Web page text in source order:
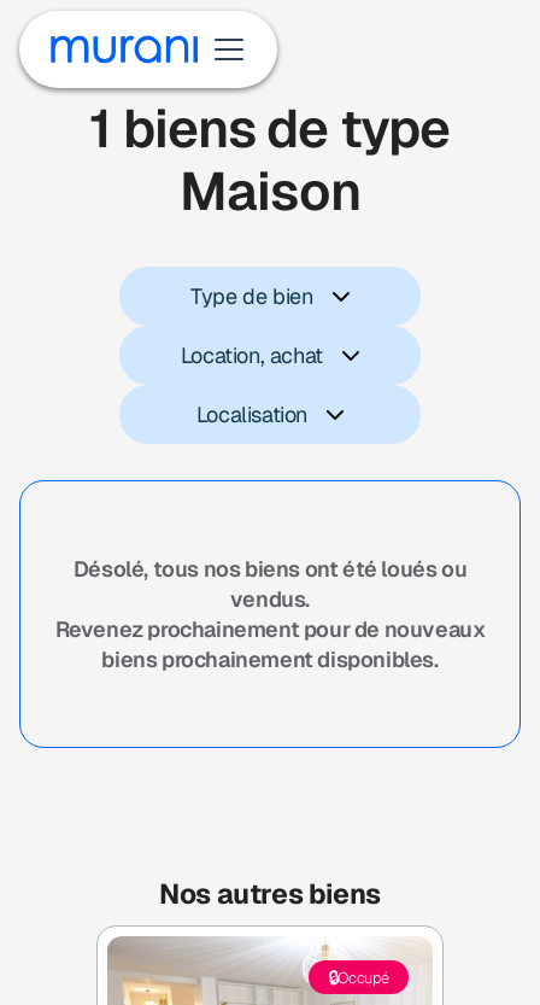
1 biens de type
Maison
Type de bien
Location, achat
Localisation
Désolé, tous nos biens ont été loués ou
vendus.
Revenez prochainement pour de nouveaux
biens prochainement disponibles.
Nos autres biens
🔒Occupé